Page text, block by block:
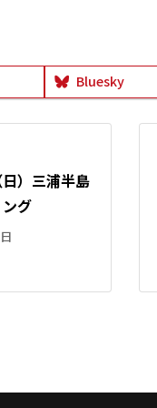
Bluesky
）三浦半島
グ